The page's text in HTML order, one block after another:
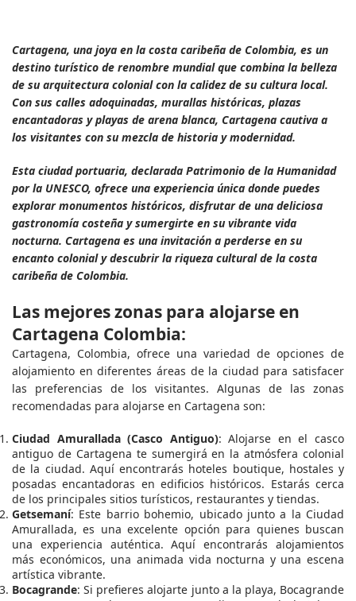
Cartagena, una joya en la costa caribeña de Colombia, es un
destino turístico de renombre mundial que combina la belleza
de su arquitectura colonial con la calidez de su cultura local.
Con sus calles adoquinadas, murallas históricas, plazas
encantadoras y playas de arena blanca, Cartagena cautiva a
los visitantes con su mezcla de historia y modernidad.
Esta ciudad portuaria, declarada Patrimonio de la Humanidad
por la UNESCO, ofrece una experiencia única donde puedes
explorar monumentos históricos, disfrutar de una deliciosa
gastronomía costeña y sumergirte en su vibrante vida
nocturna. Cartagena es una invitación a perderse en su
encanto colonial y descubrir la riqueza cultural de la costa
caribeña de Colombia.
Las mejores zonas para alojarse en
Cartagena Colombia:
Cartagena, Colombia, ofrece una variedad de opciones de
alojamiento en diferentes áreas de la ciudad para satisfacer
las preferencias de los visitantes. Algunas de las zonas
recomendadas para alojarse en Cartagena son:
Ciudad Amurallada (Casco Antiguo): Alojarse en el casco
antiguo de Cartagena te sumergirá en la atmósfera colonial
de la ciudad. Aquí encontrarás hoteles boutique, hostales y
posadas encantadoras en edificios históricos. Estarás cerca
de los principales sitios turísticos, restaurantes y tiendas.
Getsemaní: Este barrio bohemio, ubicado junto a la Ciudad
Amurallada, es una excelente opción para quienes buscan
una experiencia auténtica. Aquí encontrarás alojamientos
más económicos, una animada vida nocturna y una escena
artística vibrante.
Bocagrande: Si prefieres alojarte junto a la playa, Bocagrande